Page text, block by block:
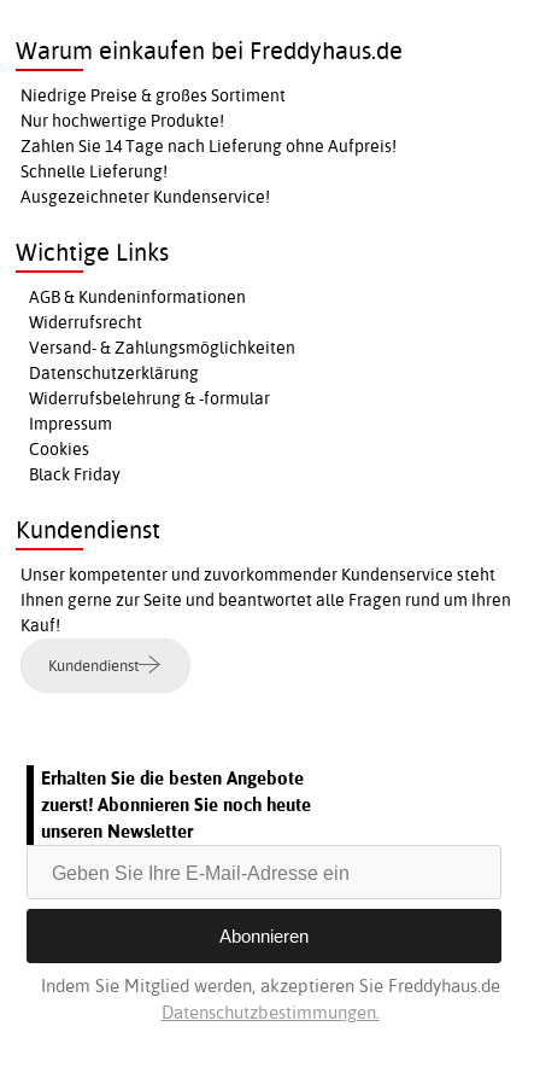
Warum einkaufen bei Freddyhaus.de
Niedrige Preise & großes Sortiment
Nur hochwertige Produkte!
Zahlen Sie 14 Tage nach Lieferung ohne Aufpreis!
Schnelle Lieferung!
Ausgezeichneter Kundenservice!
Wichtige Links
AGB & Kundeninformationen
Widerrufsrecht
Versand- & Zahlungsmöglichkeiten
Datenschutzerklärung
Widerrufsbelehrung & -formular
Impressum
Cookies
Black Friday
Kundendienst
Unser kompetenter und zuvorkommender Kundenservice steht
Ihnen gerne zur Seite und beantwortet alle Fragen rund um Ihren
Kauf!
Kundendienst
Erhalten Sie die besten Angebote
zuerst! Abonnieren Sie noch heute
unseren Newsletter
Indem Sie Mitglied werden, akzeptieren Sie Freddyhaus.de
Datenschutzbestimmungen.